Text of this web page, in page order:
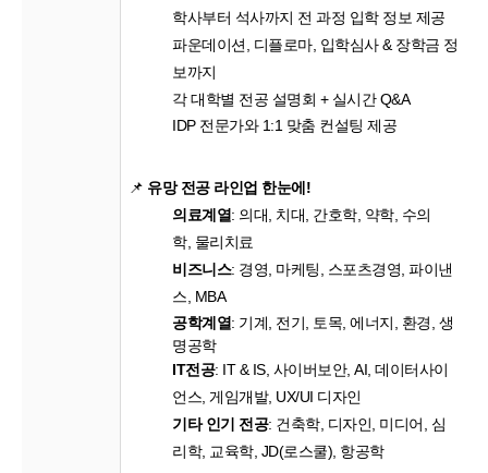
학사부터 석사까지 전 과정 입학 정보 제공
파운데이션
디플로마, 입학심사 & 장학금 정
보까지
각 대학별 전공 설명회 + 실시간 Q&A
IDP 전문가와 1:1 맞춤 컨설팅 제공
📌 유망 전공 라인업 한눈에 !
의료계열: 의대 치대 간호학, 약학, 수의
학, 물리치료
비즈니스: 경영 마케팅 스포츠경영 파이낸
스 , MBA
공학계열: 기계 전기 토목 에너지 환경 생
명공학
IT전공: IT & IS, 사이버보안, AI, 데이터사이
언스 게임개발, UX/UI 디자인
기타 인기 전공: 건축학, 디자인 미디어
심
리학, 교육학, JD(로스쿨), 항공학